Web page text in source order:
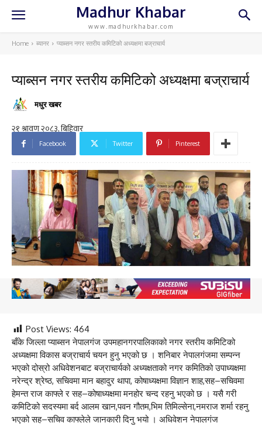
Madhur Khabar
www.madhurkhabar.com
Home ब्यानर प्याब्सन नगर स्तरीय कमिटिको अध्यक्षमा बज्राचार्य
प्याब्सन नगर स्तरीय कमिटिको अध्यक्षमा बज्राचार्य
मधुर खबर
Facebook Twitter Pinterest
Post Views: 464
बाँके जिल्ला प्याब्सन नेपालगंज उपमहानगरपालिकाको नगर स्तरीय कमिटिको
अध्यक्षमा विकास बज्राचार्य चयन हुनु भएको छ । शनिबार नेपालगंजमा सम्पन्न
भएको दोस्रो अधिवेशनबाट बज्राचार्यको अध्यक्षताको नगर कमितिको उपाध्यक्षमा
नरेन्द्र श्रेष्ठ, सचिवमा मान बहादुर थापा, कोषाध्यक्षमा विज्ञान शाह,सह–सचिवमा
हेमन्त राज काफ्ले र सह–कोषाध्यक्षमा मनहोर चन्द रहनु भएको छ । यसै गरी
कमिटिको सदस्यमा बर्द आलम खान,पवन गौतम,भिम तिमिल्सेना,नमराज शर्मा रहनु
भएको सह–सचिव काफ्लेले जानकारी दिनु भयो । अधिवेशन नेपालगंज